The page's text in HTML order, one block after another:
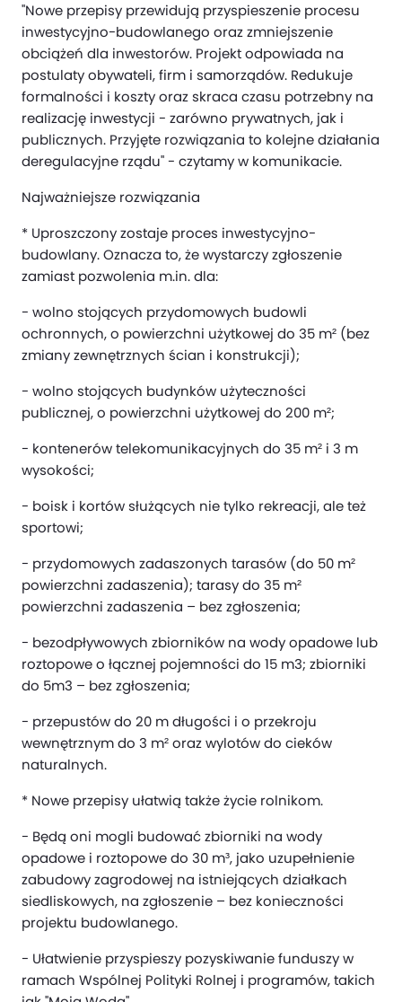
"Nowe przepisy przewidują przyspieszenie procesu
inwestycyjno-budowlanego oraz zmniejszenie
obciążeń dla inwestorów. Projekt odpowiada na
postulaty obywateli, firm i samorządów. Redukuje
formalności i koszty oraz skraca czasu potrzebny na
realizację inwestycji - zarówno prywatnych, jak i
publicznych. Przyjęte rozwiązania to kolejne działania
deregulacyjne rządu" - czytamy w komunikacie.
Najważniejsze rozwiązania
* Uproszczony zostaje proces inwestycyjno-
budowlany. Oznacza to, że wystarczy zgłoszenie
zamiast pozwolenia m.in. dla:
- wolno stojących przydomowych budowli
ochronnych, o powierzchni użytkowej do 35 m² (bez
zmiany zewnętrznych ścian i konstrukcji);
- wolno stojących budynków użyteczności
publicznej, o powierzchni użytkowej do 200 m²;
- kontenerów telekomunikacyjnych do 35 m² i 3 m
wysokości;
- boisk i kortów służących nie tylko rekreacji, ale też
sportowi;
- przydomowych zadaszonych tarasów (do 50 m²
powierzchni zadaszenia); tarasy do 35 m²
powierzchni zadaszenia – bez zgłoszenia;
- bezodpływowych zbiorników na wody opadowe lub
roztopowe o łącznej pojemności do 15 m3; zbiorniki
do 5m3 – bez zgłoszenia;
- przepustów do 20 m długości i o przekroju
wewnętrznym do 3 m² oraz wylotów do cieków
naturalnych.
* Nowe przepisy ułatwią także życie rolnikom.
- Będą oni mogli budować zbiorniki na wody
opadowe i roztopowe do 30 m³, jako uzupełnienie
zabudowy zagrodowej na istniejących działkach
siedliskowych, na zgłoszenie – bez konieczności
projektu budowlanego.
- Ułatwienie przyspieszy pozyskiwanie funduszy w
ramach Wspólnej Polityki Rolnej i programów, takich